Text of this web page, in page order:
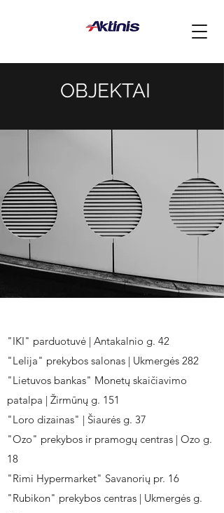
OBJEKTAI
"IKI" parduotuvė | Antakalnio g. 42
"Lelija" prekybos salonas | Ukmergės 282
"Lietuvos bankas" Monetų skaičiavimo
patalpa | Žirmūnų g. 151
"Loro dizainas" | Šiaurės g. 37
"Ozo" prekybos ir pramogų centras | Ozo g.
18
"Rimi Hypermarket" Savanorių pr. 16
"Rubikon" prekybos centras | Ukmergės g.